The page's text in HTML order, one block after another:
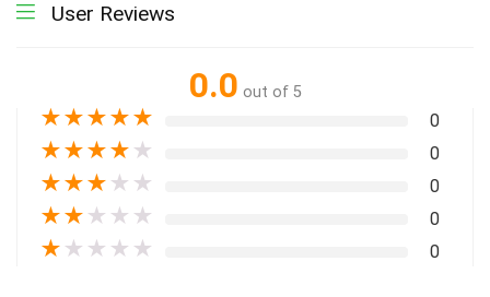
User Reviews
0.0 out of 5
★★★★★ 0
★★★★ ★ 0
★★★ ★ ★ 0
★★ ★ ★ ★ 0
★ ★ ★ ★ ★ 0